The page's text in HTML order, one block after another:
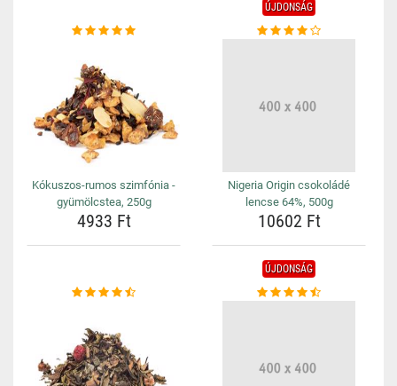
Kókuszos-rumos szimfónia -
gyümölcstea, 250g
4933 Ft
ÚJDONSÁG
Nigeria Origin csokoládé
lencse 64%, 500g
10602 Ft
ÚJDONSÁG